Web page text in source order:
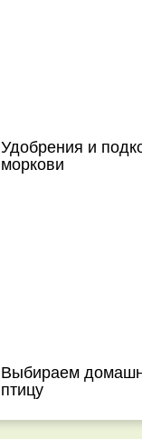
Удобрения и
моркови
Выбираем
птицу